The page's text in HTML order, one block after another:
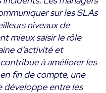
sur les SLAs
niveaux de
mieux saisir le rôle
d’activité et
à améliorer les
fin de compte, une
développe entre les